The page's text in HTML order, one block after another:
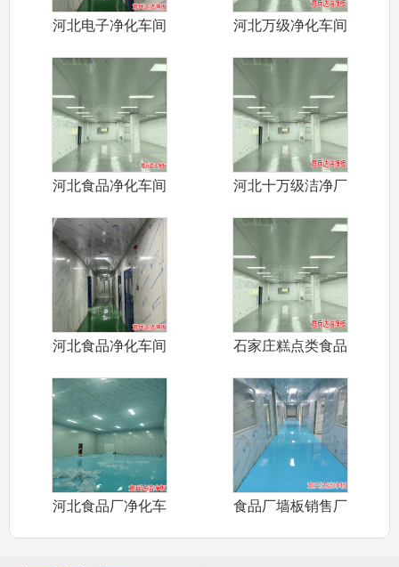
河北电子净化车间
河北万级净化车间
河北食品净化车间
河北十万级洁净厂
河北食品净化车间
石家庄糕点类食品
河北食品厂净化车
食品厂墙板销售厂